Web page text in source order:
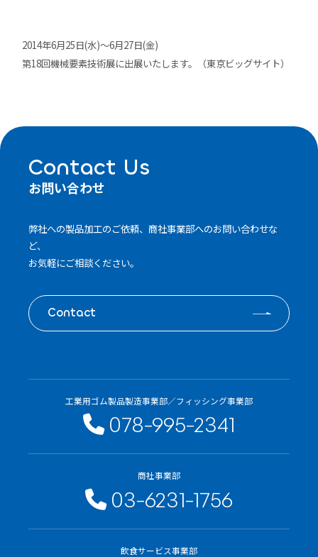
2014年6月25日(水)～6月27日(金)
第18回機械要素技術展に出展いたします。（東京ビッグサイト）
Contact Us
お問い合わせ
弊社への製品加工のご依頼、商社事業部へのお問い合わせな
ど、
お気軽にご相談ください。
Contact
工業用ゴム製品製造事業部／フィッシング事業部
078-995-2341
商社事業部
03-6231-1756
飲食サービス事業部